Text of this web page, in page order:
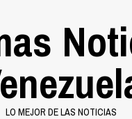
LO MEJOR DE LAS NOTICIAS